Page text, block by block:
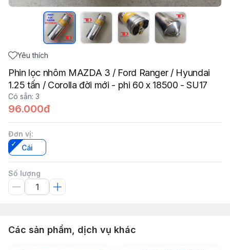
Yêu thích
Phin lọc nhôm MAZDA 3 / Ford Ranger / Hyundai
1.25 tấn / Corolla đời mới - phi 60 x 18500 - SU17
Có sẵn: 3
96.000đ
Đơn vị:
Cái
Số lượng
Các sản phẩm, dịch vụ khác